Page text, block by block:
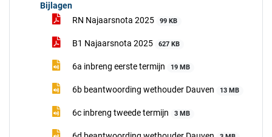
Bijlagen
RN Najaarsnota 2025
99 KB
B1 Najaarsnota 2025 627 KB
6a inbreng eerste termijn 19 MB
6b beantwoording wethouder Dauven 13 MB
6c inbreng tweede termijn 3 MB